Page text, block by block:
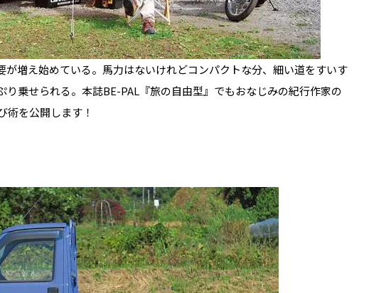
が増え始めている。馬力はないけれどコンパクトな分、細い道をすいす
り乗せられる。本誌BE-PAL『旅の自由型』でもおなじみの紀行作家の
術を公開します！